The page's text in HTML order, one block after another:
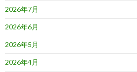
2026年7月
2026年6月
2026年5月
2026年4月